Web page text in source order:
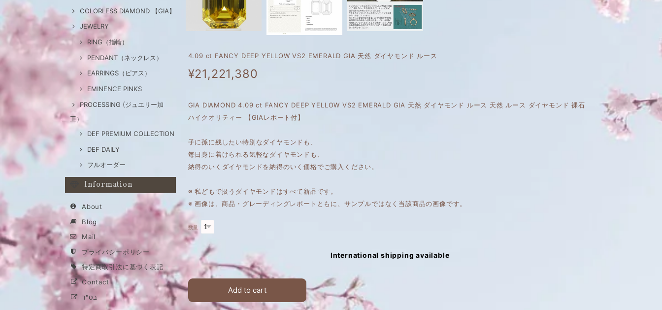
COLORLESS DIAMOND 【GIA】
JEWELRY
RING（指輪）
PENDANT（ネックレス）
EARRINGS（ピアス）
EMINENCE PINKS
PROCESSING (ジュエリー加
工）
DEF PREMIUM COLLECTION
DEF DAILY
フルオーダー
Information
About
Blog
Mail
プライバシーポリシー
特定商取引法に基づく表記
Contact
בס"ד
4.09 ct FANCY DEEP YELLOW VS2 EMERALD GIA 天然 ダイヤモンド ルース
¥21,221,380
GIA DIAMOND 4.09 ct FANCY DEEP YELLOW VS2 EMERALD GIA 天然 ダイヤモンド ルース 天然 ルース ダイヤモンド 裸石
ハイクオリティー 【GIAレポート付】
子に孫に残したい特別なダイヤモンドも、
毎日身に着けられる気軽なダイヤモンドも、
納得のいくダイヤモンドを納得のいく価格でご購入ください。
※ 私どもで扱うダイヤモンドはすべて新品です。
※ 画像は、商品・グレーディングレポートともに、サンプルではなく当該商品の画像です。
数量
International shipping available
Add to cart